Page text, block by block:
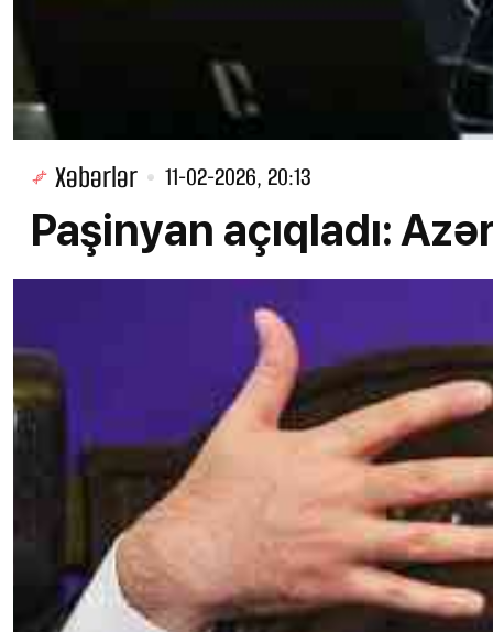
Xəbərlər 11-02-2026, 20:13
Paşinyan açıqladı: